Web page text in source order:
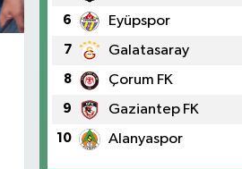
6 Eyüpspor
7 Galatasaray
8 Çorum FK
9 Gaziantep FK
10 Alanyaspor